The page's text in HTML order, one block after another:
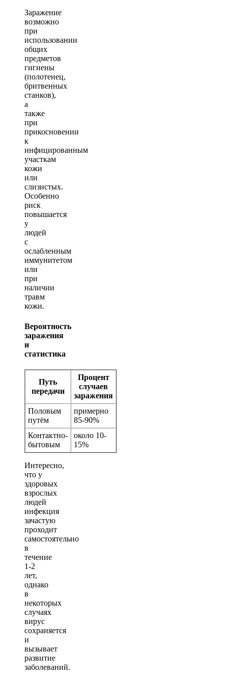
Заражение
возможно
при
использовании
общих
предметов
гигиены
(полотенец,
бритвенных
станков),
а
также
при
прикосновении
к
инфицированным
участкам
кожи
или
слизистых.
Особенно
риск
повышается
у
людей
с
ослабленным
иммунитетом
или
при
наличии
травм
кожи.
Вероятность
заражения
и
статистика
Путь
передачи
Процент
случаев
заражения
Половым
путём
примерно
85-90%
Контактно-
бытовым
около 10-
15%
Интересно,
что у
здоровых
взрослых
людей
инфекция
зачастую
проходит
самостоятельно
в
течение
1-2
лет,
однако
в
некоторых
случаях
вирус
сохраняется
и
вызывает
развитие
заболеваний.